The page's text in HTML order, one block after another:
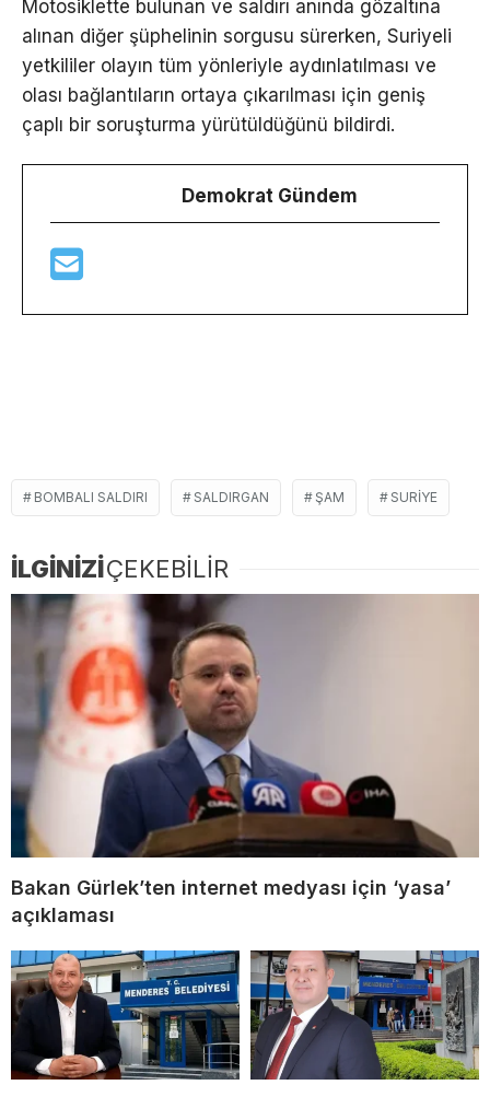
Motosiklette bulunan ve saldırı anında gözaltına
alınan diğer şüphelinin sorgusu sürerken, Suriyeli
yetkililer olayın tüm yönleriyle aydınlatılması ve
olası bağlantıların ortaya çıkarılması için geniş
çaplı bir soruşturma yürütüldüğünü bildirdi.
Demokrat Gündem
BOMBALI SALDIRI SALDIRGAN ŞAM SURIYE
İLGİNİZİÇEKEBİLİR
Bakan Gürlek’ten internet medyası için ‘yasa’
açıklaması